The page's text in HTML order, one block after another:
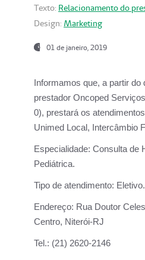
Texto: Relacionamento do
Design: Marketing
01 de janeiro, 2019
Informamos que, a partir do
prestador Oncoped
0), prestará os
Unimed Local, Intercâmbio
Especialidade: Consulta de
Pediátrica.
Tipo de atendimento: Eletivo.
Endereço: Rua Doutor
Centro, Niterói-RJ
Tel.: (21) 2620-2146